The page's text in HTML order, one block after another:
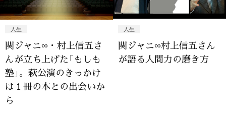
人生
関ジャニ∞・村上信五さ
んが立ち上げた「もしも
塾」。萩公演のきっかけ
は１冊の本との出会いか
ら
人生
関ジャニ∞村上信五さん
が語る人間力の磨き方